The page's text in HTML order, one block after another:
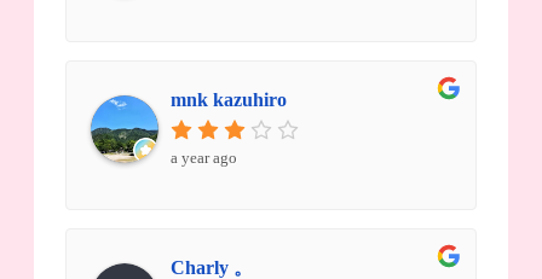
mnk kazuhiro
a year ago
Charly 。